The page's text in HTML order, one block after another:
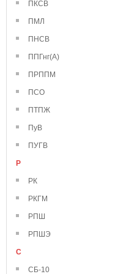
ПКСВ
ПМЛ
ПНСВ
ППГнг(А)
ПРППМ
ПСО
ПТПЖ
ПуВ
ПУГВ
Р
РК
РКГМ
РПШ
РПШЭ
С
СБ-10